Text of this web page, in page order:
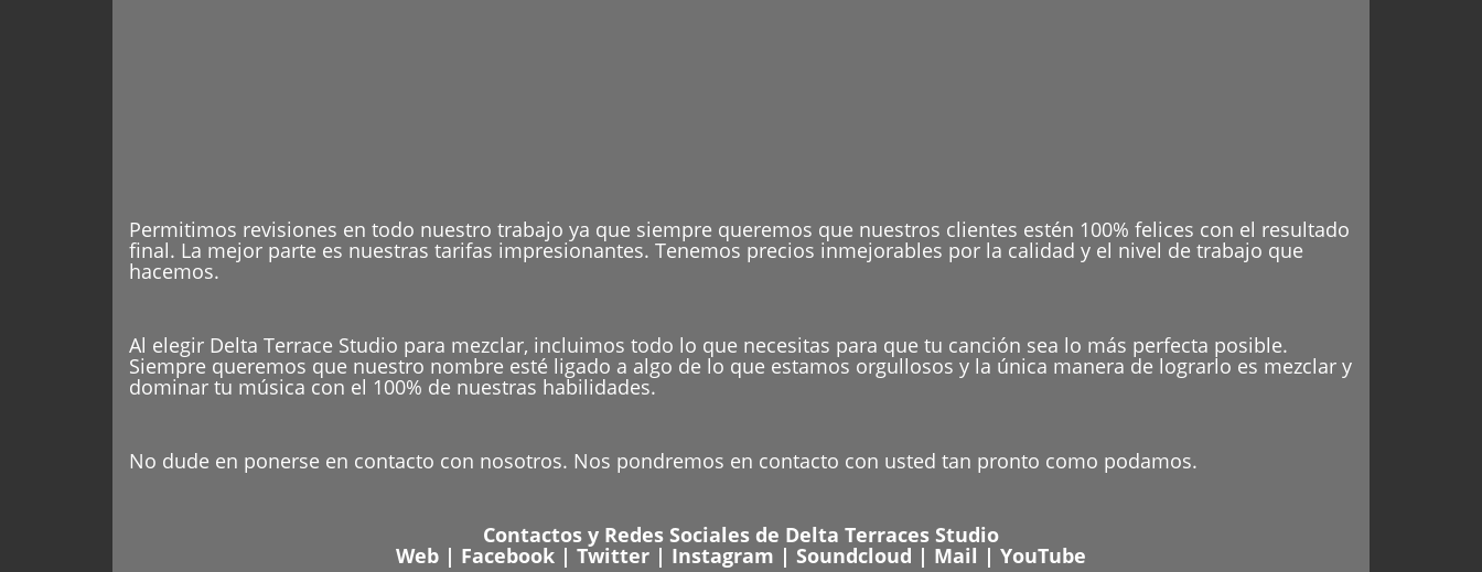
Permitimos revisiones en todo nuestro trabajo ya que siempre queremos que nuestros clientes estén 100% felices con el resultado
final. La mejor parte es nuestras tarifas impresionantes. Tenemos precios inmejorables por la calidad y el nivel de trabajo que
hacemos.
Al elegir Delta Terrace Studio para mezclar, incluimos todo lo que necesitas para que tu canción sea lo más perfecta posible.
Siempre queremos que nuestro nombre esté ligado a algo de lo que estamos orgullosos y la única manera de lograrlo es mezclar y
dominar tu música con el 100% de nuestras habilidades.
No dude en ponerse en contacto con nosotros. Nos pondremos en contacto con usted tan pronto como podamos.
Contactos y Redes Sociales de Delta Terraces Studio
Web | Facebook | Twitter | Instagram | Soundcloud | Mail | YouTube